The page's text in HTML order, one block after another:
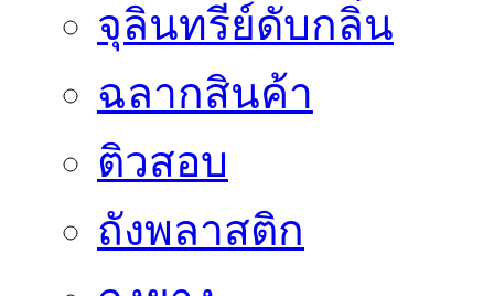
จุลินทรีย์ดับกลิ่น
ฉลากสินค้า
ติวสอบ
ถังพลาสติก